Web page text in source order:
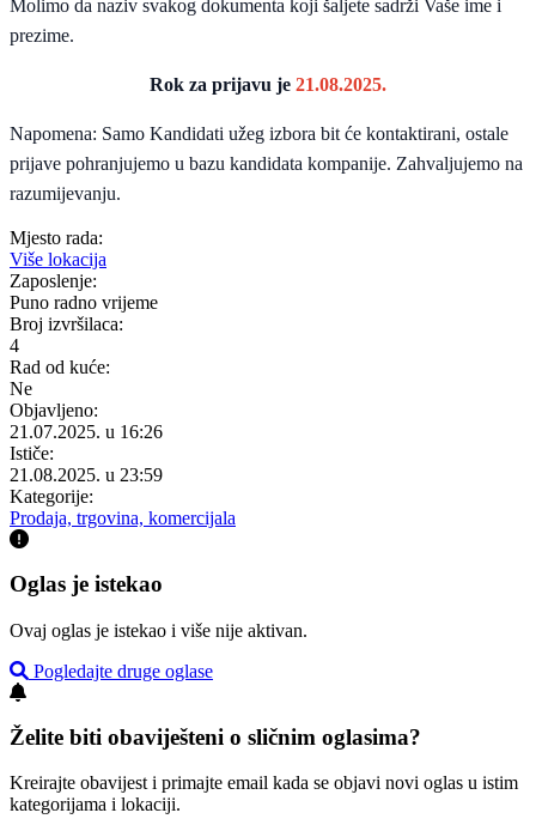
Molimo da naziv svakog dokumenta koji šaljete sadrži Vaše ime i
prezime.
Rok za prijavu je 21.08.2025.
Napomena: Samo Kandidati užeg izbora bit će kontaktirani, ostale
prijave pohranjujemo u bazu kandidata kompanije. Zahvaljujemo na
razumijevanju.
Mjesto rada:
Više lokacija
Zaposlenje:
Puno radno vrijeme
Broj izvršilaca:
4
Rad od kuće:
Ne
Objavljeno:
21.07.2025. u 16:26
Ističe:
21.08.2025. u 23:59
Kategorije:
Prodaja, trgovina, komercijala
Oglas je istekao
Ovaj oglas je istekao i više nije aktivan.
Pogledajte druge oglase
Želite biti obaviješteni o sličnim oglasima?
Kreirajte obavijest i primajte email kada se objavi novi oglas u istim
kategorijama i lokaciji.